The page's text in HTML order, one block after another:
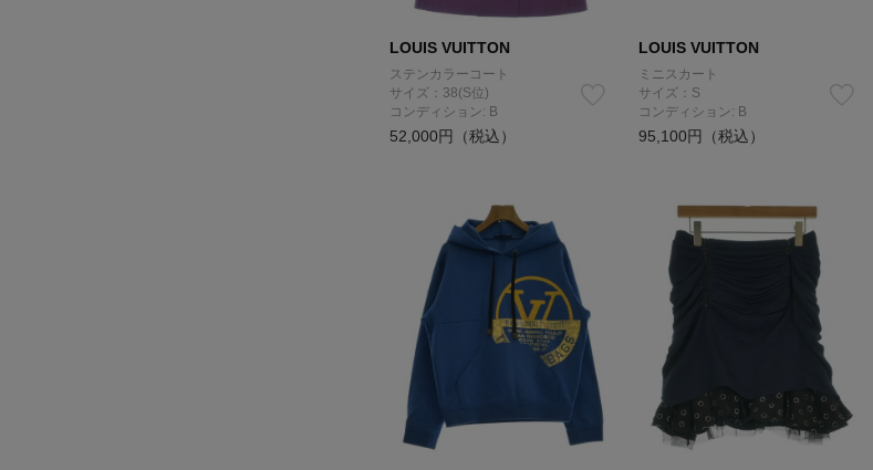
LOUIS VUITTON
ステンカラーコート
サイズ：38(S位)
コンディション: B
52,000円（税込）
LOUIS VUITTON
ミニスカート
サイズ：S
コンディション: B
95,100円（税込）